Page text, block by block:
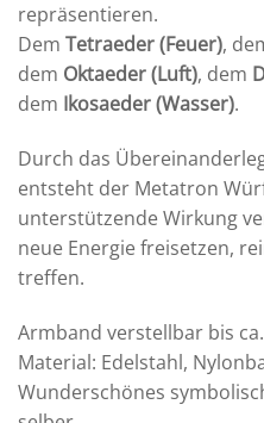
repräsentieren.
Dem Tetraeder (Feuer),
dem Oktaeder (Luft), dem
dem Ikosaeder (Wasser).
Durch das
entsteht der Metatron
unterstützende Wirkung
neue Energie freisetzen,
treffen.
Armband verstellbar bis
Material: Edelstahl,
Wunderschönes